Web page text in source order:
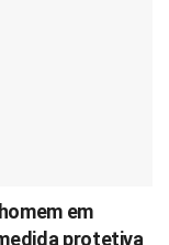
em
protetiva